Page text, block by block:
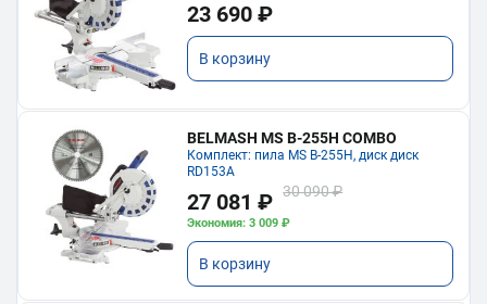
23 690 ₽
В корзину
BELMASH MS B-255H COMBO
Комплект: пила MS B-255H, диск диск
RD153A
27 081 ₽ 30 090 ₽
Экономия: 3 009 ₽
В корзину